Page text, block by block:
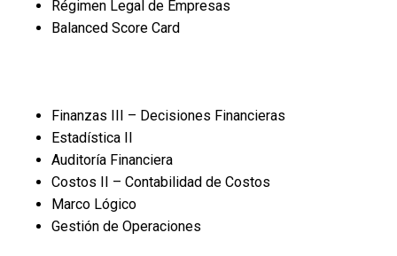
Régimen Legal de Empresas
Balanced Score Card
Finanzas III – Decisiones Financieras
Estadística II
Auditoría Financiera
Costos II – Contabilidad de Costos
Marco Lógico
Gestión de Operaciones